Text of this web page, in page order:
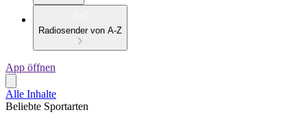
Radiosender von A-Z
App öffnen
Alle Inhalte
Beliebte Sportarten